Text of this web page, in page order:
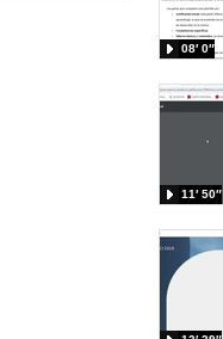
08′ 0″
11′ 50″